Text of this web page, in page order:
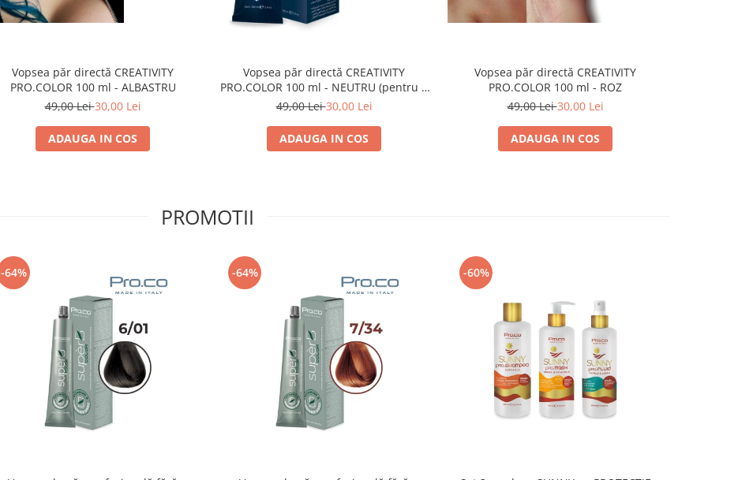
Vopsea păr directă CREATIVITY
PRO.COLOR 100 ml - ALBASTRU
49,00 Lei30,00 Lei
ADAUGA IN COS
Vopsea păr directă CREATIVITY
PRO.COLOR 100 ml - NEUTRU (pentru a
obtine culori pastelate in combinatie cu
49,00 Lei30,00 Lei
ADAUGA IN COS
Vopsea păr directă CREATIVITY
PRO.COLOR 100 ml - ROZ
49,00 Lei30,00 Lei
ADAUGA IN COS
PROMOTII
-64% -64% -60%